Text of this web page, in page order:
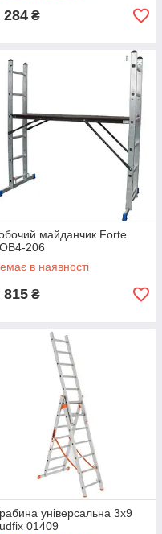
телефону
відділенні,
інструменту за
проведення садових
магазині!
284 ₴
майданчик Forte
206
в наявності
815 ₴
універсальна 3х9
01409